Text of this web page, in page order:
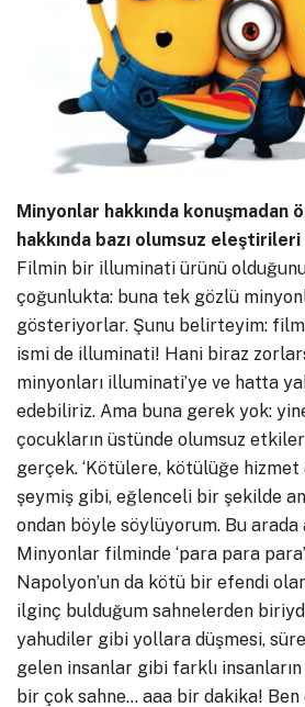
Minyonlar hakkında konuşmadan
hakkında bazı olumsuz
Filmin bir illuminati ürünü
çoğunlukta: buna tek gözlü
gösteriyorlar. Şunu belirteyim:
ismi de illuminati! Hani biraz
minyonları illuminati’ye ve hatta
edebiliriz. Ama buna gerek yok:
çocukların üstünde olumsuz
gerçek. ‘Kötülere, kötülüğe hizmet
şeymiş gibi, eğlenceli bir şekilde
ondan böyle söylüyorum. Bu arada
Minyonlar filminde ‘para para para’
Napolyon’un da kötü bir efendi
ilginç bulduğum sahnelerden
yahudiler gibi yollara düşmesi,
gelen insanlar gibi farklı
bir çok sahne… aaa bir dakika!